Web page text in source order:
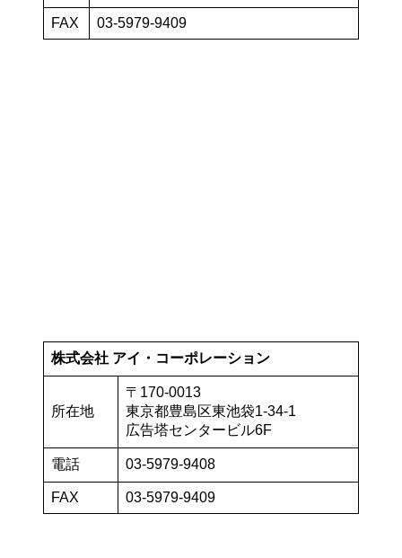
FAX 03-5979-9409
株式会社 アイ・コーポレーション
所在地
〒170-0013
東京都豊島区東池袋1-34-1
広告塔センタービル6F
電話 03-5979-9408
FAX 03-5979-9409